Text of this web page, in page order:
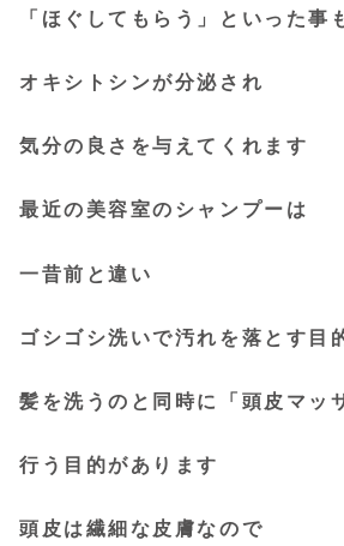
「ほぐしてもらう」といった事
オキシトシンが分泌され
気分の良さを与えてくれます
最近の美容室のシャンプーは
一昔前と違い
ゴシゴシ洗いで汚れを落とす目
髪を洗うのと同時に「頭皮マッ
行う目的があります
頭皮は繊細な皮膚なので